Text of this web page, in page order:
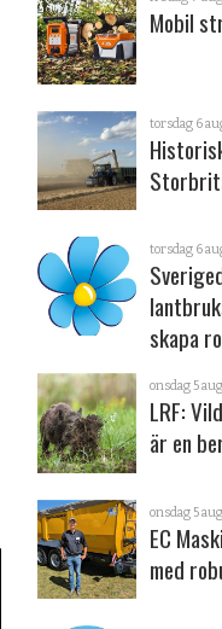
Mobil
torsdag 6
torsdag 6
skapa
onsdag 5
LRF:
är en
onsdag 5
EC
med